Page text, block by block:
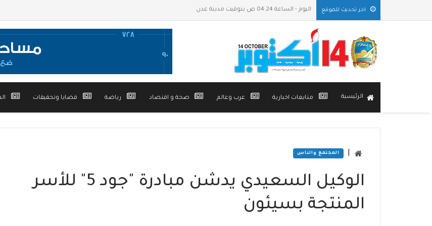
اخر تحديث للموقع اليوم - الساعة 04:24 ص بتوقيت مدينة عدن
الرئيسية متابعات اخبارية عرب وعالم صحة و اقتصاد رياضة قضايا وتحقيقات
المجتمع والناس
الوكيل السعيدي يدشن مبادرة "جود 5" للأسر
المنتجة بسيئون